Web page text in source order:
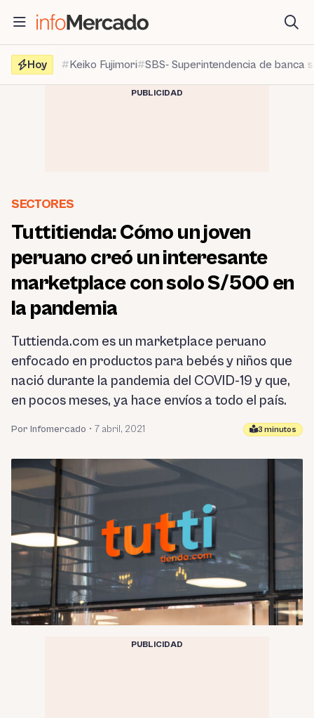
contenido
Hoy
Keiko Fujimori SBS- Superintendencia de banca
PUBLICIDAD
SECTORES
Tuttitienda: Cómo un joven
peruano creó un interesante
marketplace con solo S/500 en
la pandemia
Tuttienda.com es un marketplace peruano
enfocado en productos para bebés y niños que
nació durante la pandemia del COVID-19 y que,
en pocos meses, ya hace envíos a todo el país.
Por Infomercado • 7 abril, 2021 3 minutos
PUBLICIDAD